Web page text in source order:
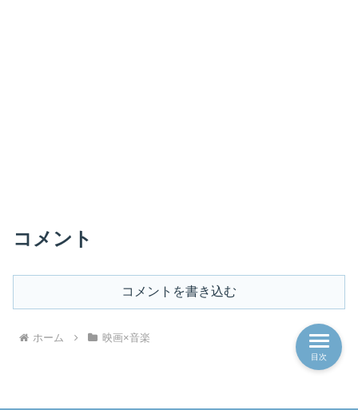
コメント
コメントを書き込む
ホーム 映画×音楽
目次